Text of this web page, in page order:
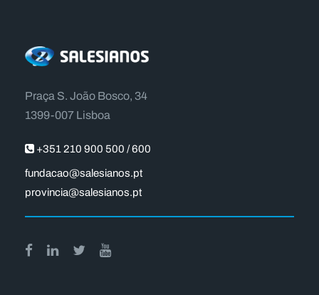
Praça S. João Bosco, 34
1399-007 Lisboa
+351 210 900 500 / 600
fundacao@salesianos.pt
provincia@salesianos.pt